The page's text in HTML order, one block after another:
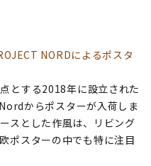
NORDによるポスタ
とする2018年に設立された
からポスターが入荷しま
スとした作風は、リビング
ポスターの中でも特に注目